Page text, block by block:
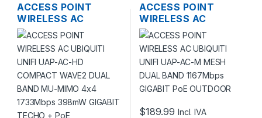
ACCESS POINT
WIRELESS AC
UBIQUITI UNIFI UAP-
AC-HD COMPACT
WAVE2 DUAL BAND
MU-MIMO 4×4
1733MBPS 398MW
GIGABIT TECHO +
POE
ACCESS POINT
WIRELESS AC
UBIQUITI UNIFI UAP-
AC-M MESH DUAL
BAND 1167MBPS
GIGABIT POE
OUTDOOR
$189.99 Incl. IVA